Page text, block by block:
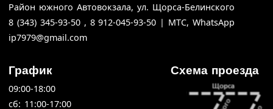
Район южного Автовокзала, ул. Щорса-Белинского
8 (343) 345-93-50 , 8 912-045-93-50 | МТС, WhatsApp
ip7979@gmail.com
График
09:00-18:00
cб: 11:00-17:00
Схема проезда